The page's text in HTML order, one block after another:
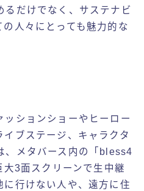
るだけでなく、サステナビ
の人々にとっても魅力的な
ッションショーやヒーロー
ブステージ、キャラクタ
、メタバース内の「bless4
3面スクリーンで生中継
に行けない人や、遠方に住